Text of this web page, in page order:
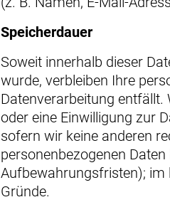
Speicherdauer
Soweit innerhalb dieser
wurde, verbleiben Ihre
Datenverarbeitung entfällt.
oder eine Einwilligung zur
sofern wir keine anderen
personenbezogenen
Aufbewahrungsfristen); im
Gründe.